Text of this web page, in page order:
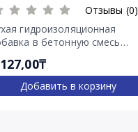
Отзывы (0)
гидроизоляционная
в бетонную смесь
Добавить в корзину